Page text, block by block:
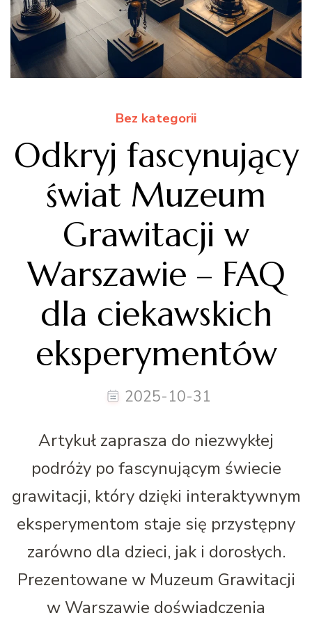
Bez kategorii
Odkryj fascynujący
świat Muzeum
Grawitacji w
Warszawie – FAQ
dla ciekawskich
eksperymentów
2025-10-31
Artykuł zaprasza do niezwykłej
podróży po fascynującym świecie
grawitacji, który dzięki interaktywnym
eksperymentom staje się przystępny
zarówno dla dzieci, jak i dorosłych.
Prezentowane w Muzeum Grawitacji
w Warszawie doświadczenia